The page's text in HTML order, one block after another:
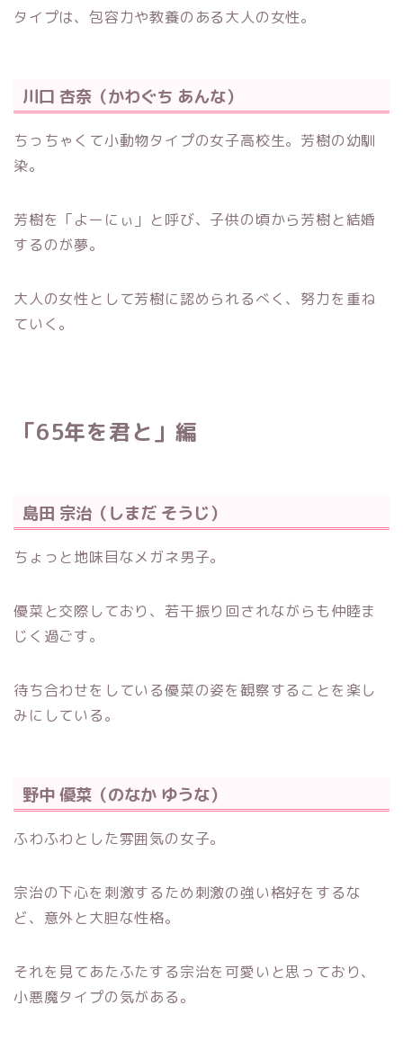
タイプは、包容力や教養のある大人の女性。
川口 杏奈（かわぐち あんな）
ちっちゃくて小動物タイプの女子高校生。芳樹の幼馴
染。
芳樹を「よーにぃ」と呼び、子供の頃から芳樹と結婚
するのが夢。
大人の女性として芳樹に認められるべく、努力を重ね
ていく。
「65年を君と」編
島田 宗治（しまだ そうじ）
ちょっと地味目なメガネ男子。
優菜と交際しており、若干振り回されながらも仲睦ま
じく過ごす。
待ち合わせをしている優菜の姿を観察することを楽し
みにしている。
野中 優菜（のなか ゆうな）
ふわふわとした雰囲気の女子。
宗治の下心を刺激するため刺激の強い格好をするな
ど、意外と大胆な性格。
それを見てあたふたする宗治を可愛いと思っており、
小悪魔タイプの気がある。